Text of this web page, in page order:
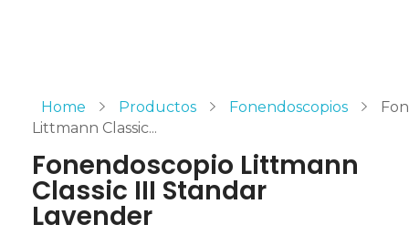
Home Productos Fonendoscopios
Littmann Classic...
Fonendoscopio Littmann
Classic III Standar
Lavender